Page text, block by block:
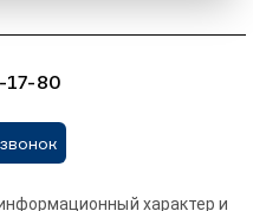
17-80
характер и